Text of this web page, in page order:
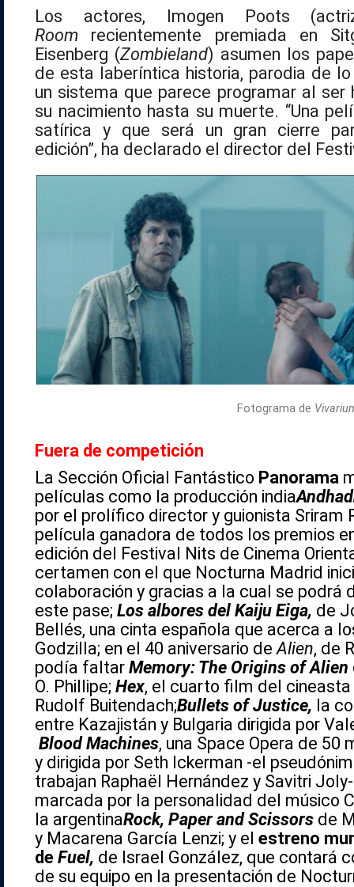
Los actores, Imogen Poots
Room recientemente premiada en
Eisenberg (Zombieland) asumen los
de esta laberíntica historia, parodia de
un sistema que parece programar al ser
su nacimiento hasta su muerte. “Una
satírica y que será un gran cierre
edición”, ha declarado el director del
Fotograma de
Fuera de competición
La Sección Oficial Fantástico Panorama
películas como la producción india
por el prolífico director y guionista Sriram
película ganadora de todos los premios
edición del Festival Nits de Cinema
certamen con el que Nocturna Madrid
colaboración y gracias a la cual se podrá
este pase; Los albores del Kaiju Eiga, de
Bellés, una cinta española que acerca a
Godzilla; en el 40 aniversario deAlien, de
podía faltar Memory: The Origins of Alien
O. Phillipe; Hex, el cuarto film del
Rudolf Buitendach;Bullets of Justice, la
entre Kazajistán y Bulgaria dirigida por
Blood Machines, una Space Opera de 50
y dirigida por Seth Ickerman -el
trabajan Raphaël Hernández y Savitri
marcada por la personalidad del músico
la argentinaRock, Paper and Scissors de
y Macarena García Lenzi; y el estreno
de Fuel, de Israel González, que contará
de su equipo en la presentación de